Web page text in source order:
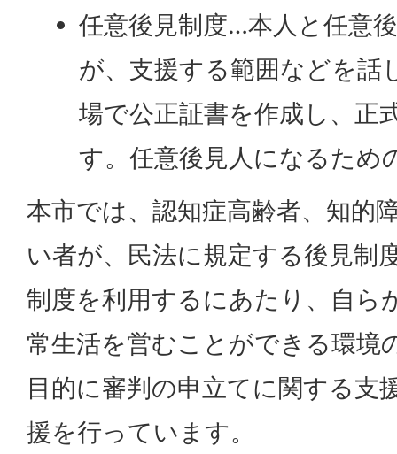
任意後見制度…本人と任意
が、支援する範囲などを話
場で公正証書を作成し、正
す。任意後見人になるため
本市では、認知症高齢者、知的
い者が、民法に規定する後見制
制度を利用するにあたり、自ら
常生活を営むことができる環境
目的に審判の申立てに関する支
援を行っています。